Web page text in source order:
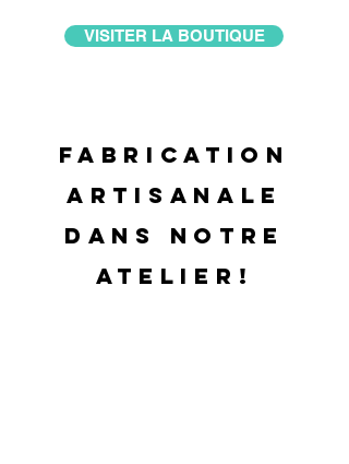
VISITER LA BOUTIQUE
fabrication
artisanale
dans notre
atelier!